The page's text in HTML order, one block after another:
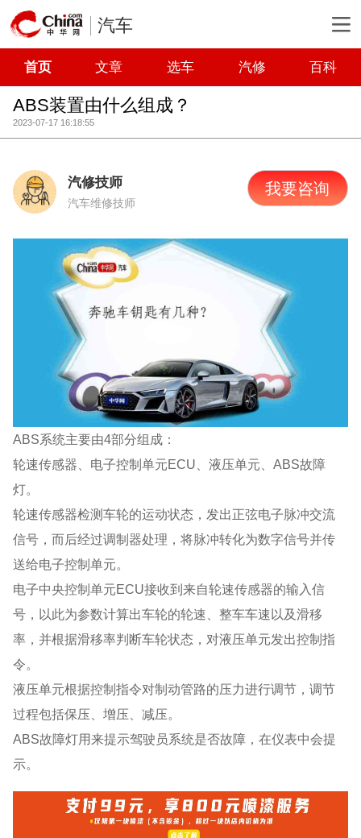
汽车
首页 文章 选车 汽修 百科
ABS装置由什么组成？
2023-07-17 16:18:55
汽修技师
汽车维修技师
我要咨询
ABS系统主要由4部分组成：
轮速传感器、电子控制单元ECU、液压单元、ABS故障
灯。
轮速传感器检测车轮的运动状态，发出正弦电子脉冲交流
信号，而后经过调制器处理，将脉冲转化为数字信号并传
送给电子控制单元。
电子中央控制单元ECU接收到来自轮速传感器的输入信
号，以此为参数计算出车轮的轮速、整车车速以及滑移
率，并根据滑移率判断车轮状态，对液压单元发出控制指
令。
液压单元根据控制指令对制动管路的压力进行调节，调节
过程包括保压、增压、减压。
ABS故障灯用来提示驾驶员系统是否故障，在仪表中会提
示。